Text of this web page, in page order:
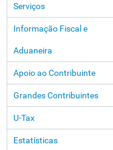
Serviços
Informação Fiscal e
Aduaneira
Apoio ao Contribuinte
Grandes Contribuintes
U-Tax
Estatísticas